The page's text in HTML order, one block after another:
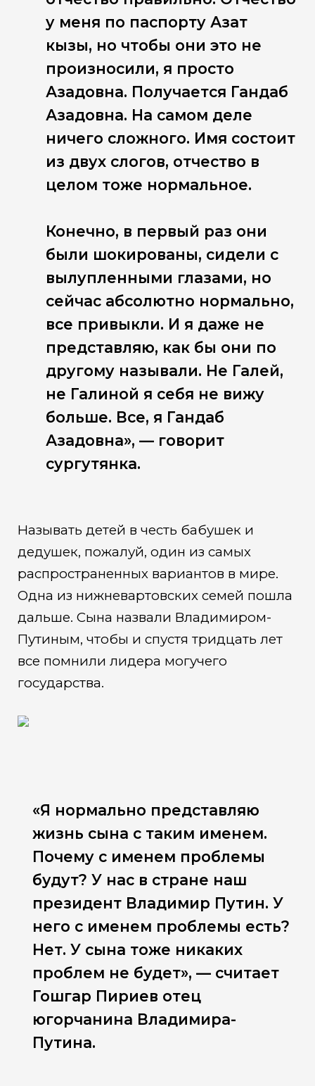
у меня по паспорту Азат
кызы, но чтобы они это не
произносили, я просто
Азадовна. Получается Гандаб
Азадовна. На самом деле
ничего сложного. Имя состоит
из двух слогов, отчество в
целом тоже нормальное.
Конечно, в первый раз они
были шокированы, сидели с
вылупленными глазами, но
сейчас абсолютно нормально,
все привыкли. И я даже не
представляю, как бы они по
другому называли. Не Галей,
не Галиной я себя не вижу
больше. Все, я Гандаб
Азадовна», — говорит
сургутянка.
Называть детей в честь бабушек и
дедушек, пожалуй, один из самых
распространенных вариантов в мире.
Одна из нижневартовских семей пошла
дальше. Сына назвали Владимиром-
Путиным, чтобы и спустя тридцать лет
все помнили лидера могучего
государства.
«Я нормально представляю
жизнь сына с таким именем.
Почему с именем проблемы
будут? У нас в стране наш
президент Владимир Путин. У
него с именем проблемы есть?
Нет. У сына тоже никаких
проблем не будет», — считает
Гошгар Пириев отец
югорчанина Владимира-
Путина.